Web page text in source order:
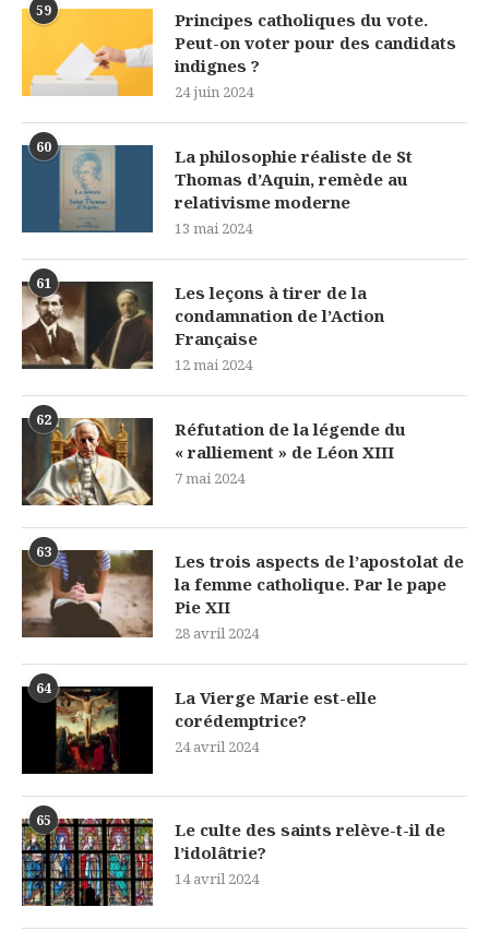
59
Principes catholiques du vote.
Peut-on voter pour des candidats
indignes ?
24 juin 2024
60
La philosophie réaliste de St
Thomas d’Aquin, remède au
relativisme moderne
13 mai 2024
61
Les leçons à tirer de la
condamnation de l’Action
Française
12 mai 2024
62
Réfutation de la légende du
« ralliement » de Léon XIII
7 mai 2024
63
Les trois aspects de l’apostolat de
la femme catholique. Par le pape
Pie XII
28 avril 2024
64
La Vierge Marie est-elle
corédemptrice?
24 avril 2024
65
Le culte des saints relève-t-il de
l’idolâtrie?
14 avril 2024